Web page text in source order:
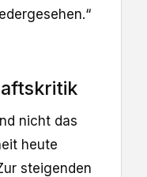
nicht das
heute
steigenden